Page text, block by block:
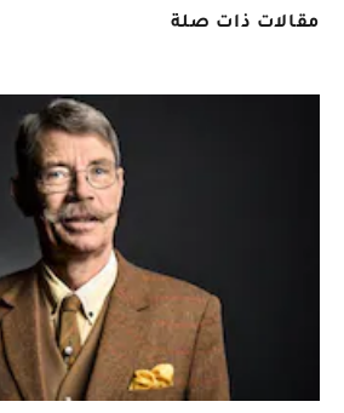
مقالات ذات صلة